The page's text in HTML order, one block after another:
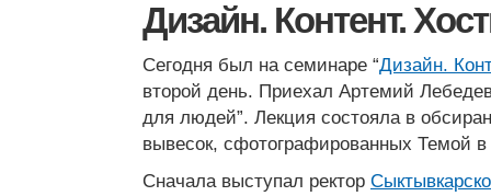
Дизайн. Контент.
Сегодня был на семинаре “Дизайн.
второй день. Приехал Артемий
для людей”. Лекция состояла в
вывесок, сфотографированных Темой в
Сначала выступал ректор